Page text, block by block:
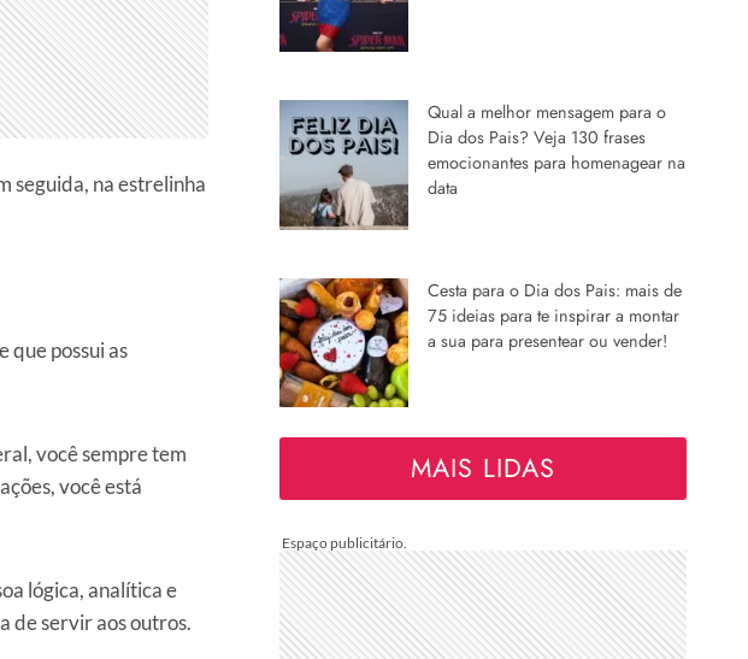
seguida, na estrelinha
que possui as
você sempre tem
você está
lógica, analítica e
de servir aos outros.
Qual a melhor mensagem para o
Dia dos Pais? Veja 130 frases
emocionantes para homenagear na
data
Cesta para o Dia dos Pais: mais de
75 ideias para te inspirar a montar
a sua para presentear ou vender!
MAIS LIDAS